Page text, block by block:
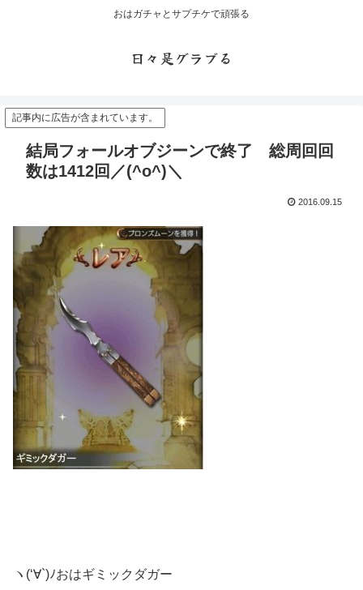
おはガチャとサプチケで頑張る
日々是グラブる
記事内に広告が含まれています。
結局フォールオブジーンで終了 総周回回
数は1412回／(^o^)＼
2016.09.15
ヽ(‘∀`)ﾉおはギミックダガー